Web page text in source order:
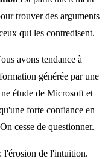
trouver des arguments
qui les contredisent.
avons tendance à
générée par une
étude de Microsoft et
forte confiance en
cesse de questionner.
l'érosion de l'intuition.